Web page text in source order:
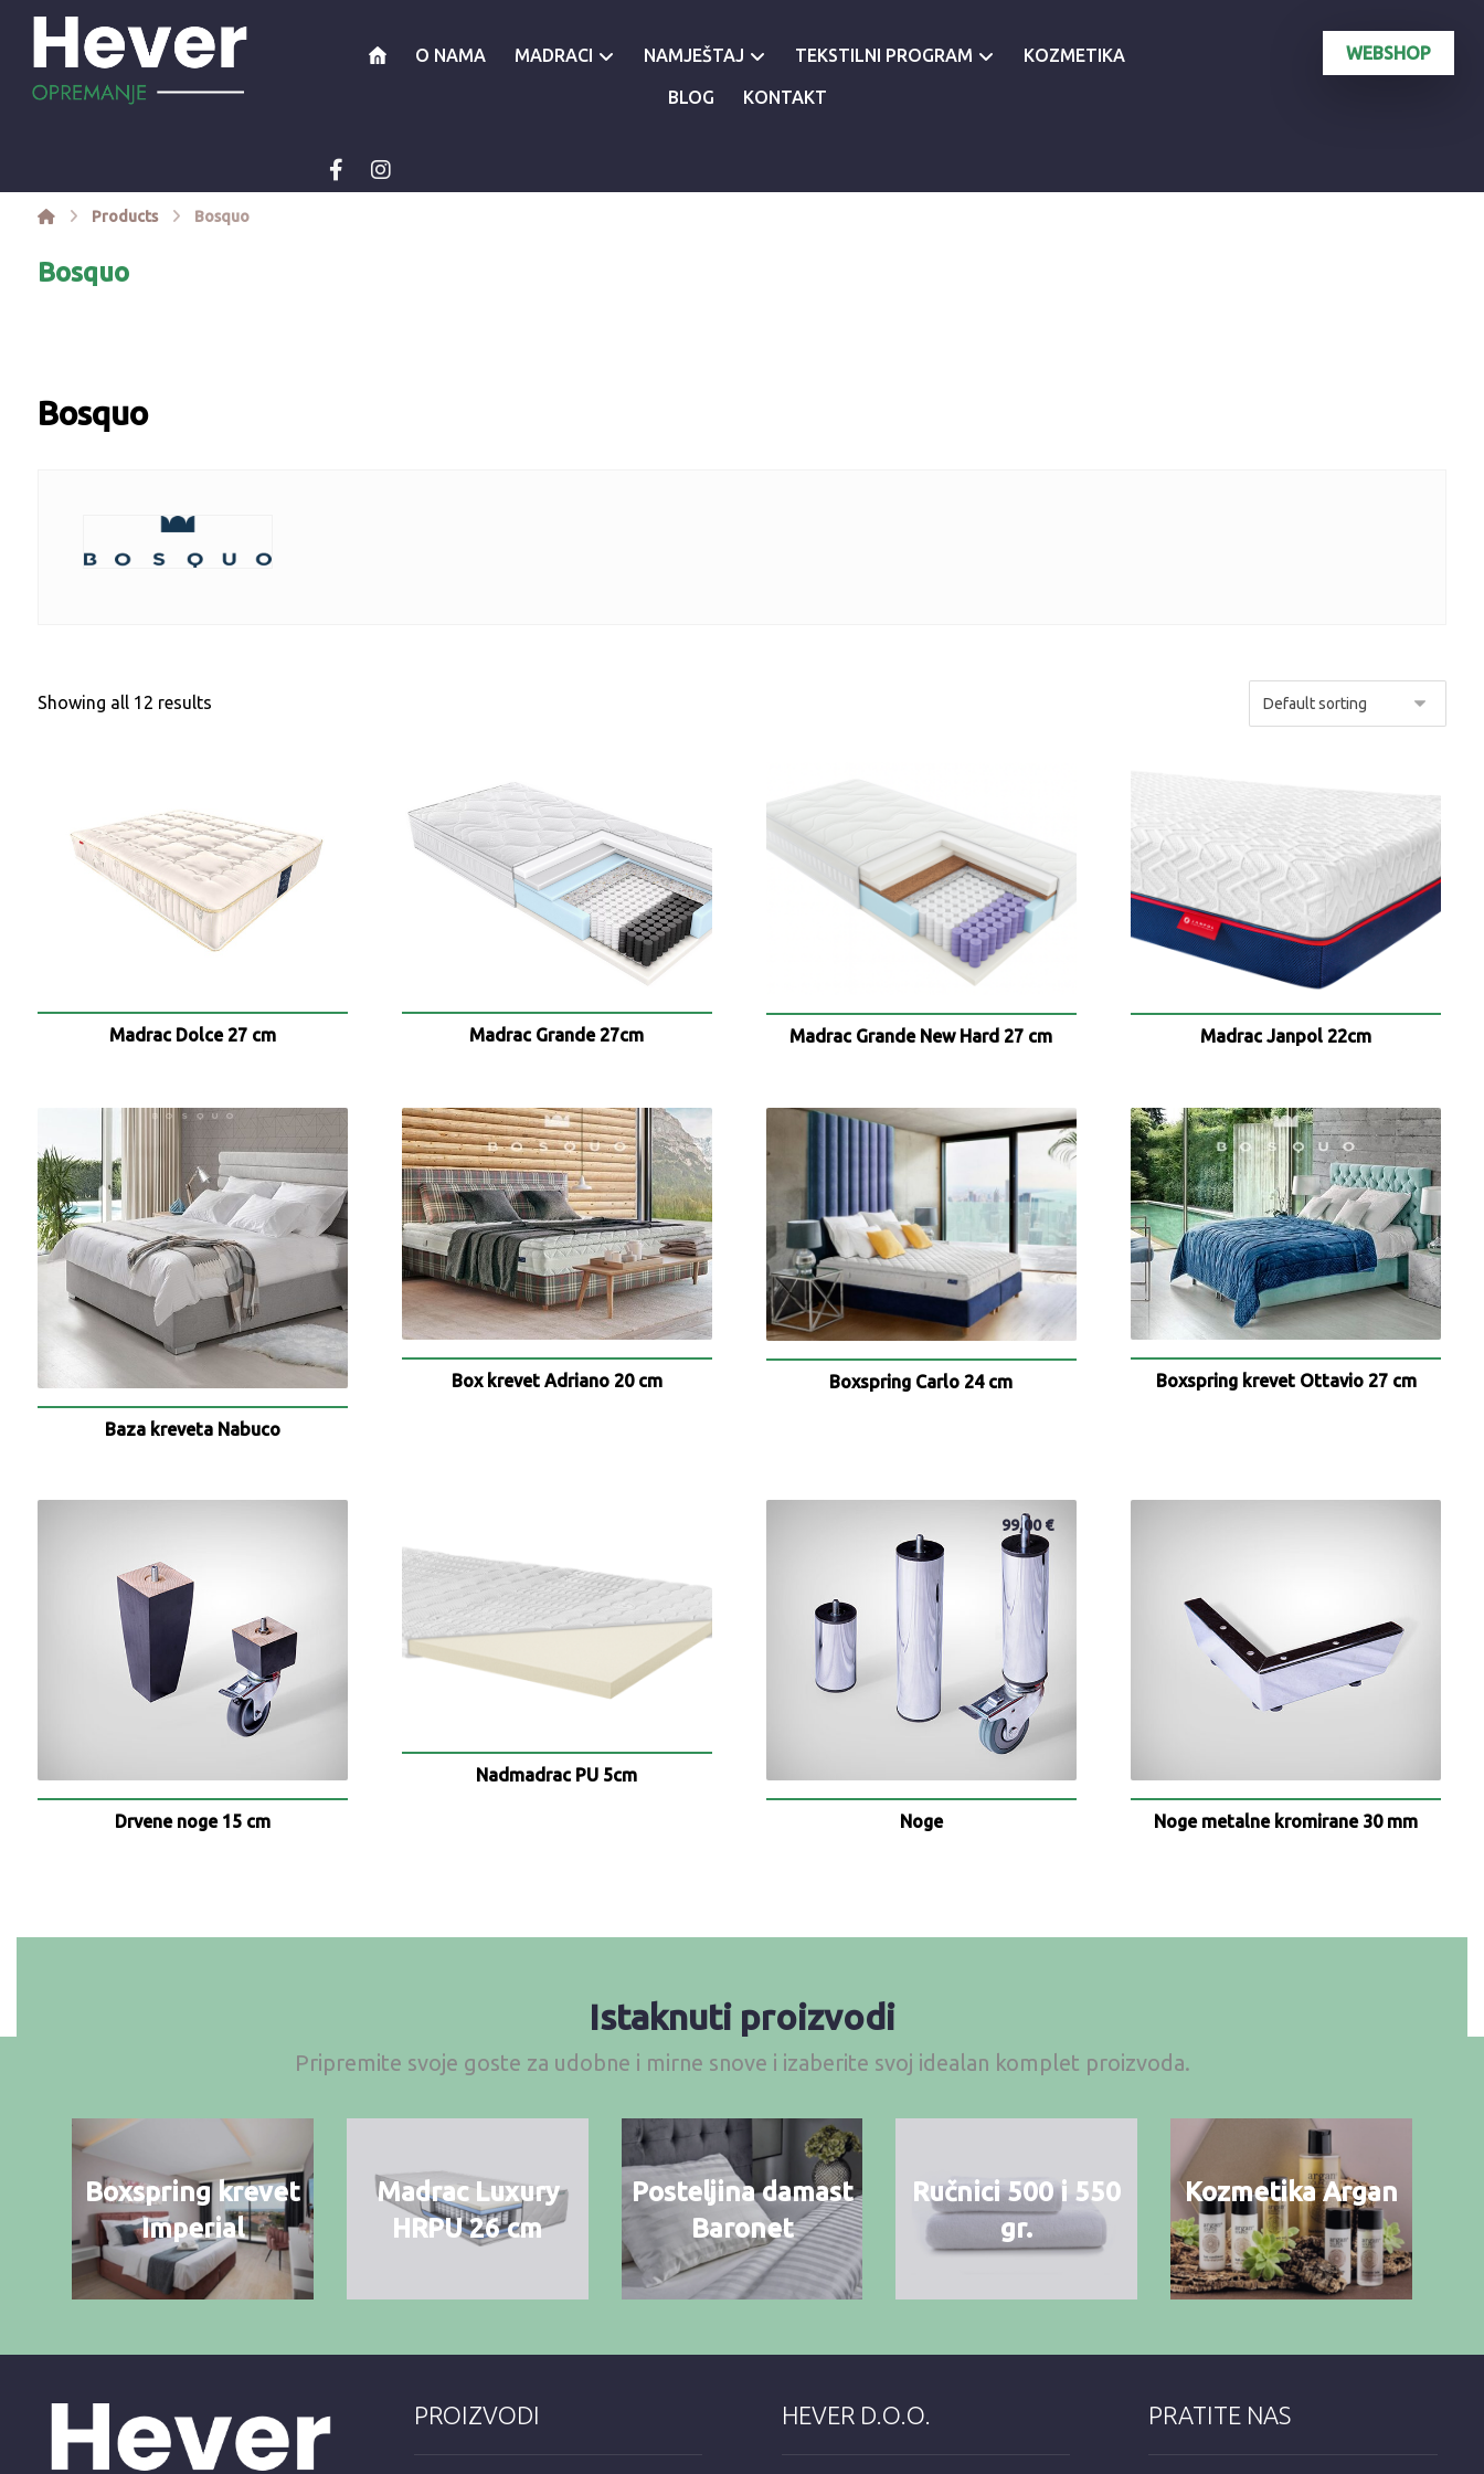
O NAMA MADRACI NAMJEŠTAJ TEKSTILNI PROGRAM KOZMETIKA
BLOG KONTAKT
WEBSHOP
Products Bosquo
Bosquo
Bosquo
Showing all 12 results
Madrac Dolce 27 cm Madrac Grande 27cm Madrac Grande New Hard 27 cm Madrac Janpol 22cm
Baza kreveta Nabuco
Box krevet Adriano 20 cm Boxspring Carlo 24 cm Boxspring krevet Ottavio 27 cm
Drvene noge 15 cm
Nadmadrac PU 5cm
Noge
99,00€
Noge metalne kromirane 30 mm
Istaknuti proizvodi
Pripremite svoje goste za udobne i mirne snove i izaberite svoj idealan komplet proizvoda.
Boxspring krevet
Imperial
Madrac Luxury
HRPU 26 cm
Posteljina damast
Baronet
Ručnici 500 i 550
gr.
Kozmetika Argan
PROIZVODI HEVER D.O.O. PRATITE NAS